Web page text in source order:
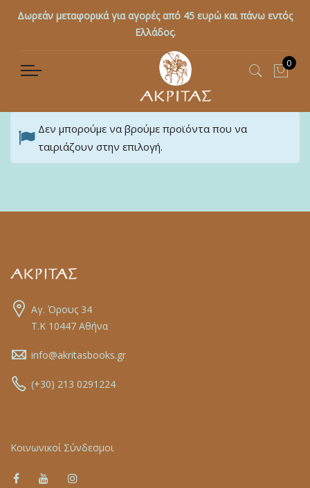
Δωρεάν μεταφορικά για αγορές από 45 ευρώ και πάνω εντός
Ελλάδος.
0
Δεν μπορούμε να βρούμε προϊόντα που να
ταιριάζουν στην επιλογή.
Αγ. Όρους 34
Τ.Κ 10447 Αθήνα
info@akritasbooks.gr
(+30) 213 0291224
Κοινωνικοί Σύνδεσμοι